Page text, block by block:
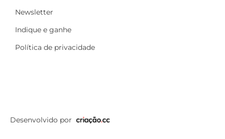
Newsletter
Indique e ganhe
Política de privacidade
Desenvolvido por